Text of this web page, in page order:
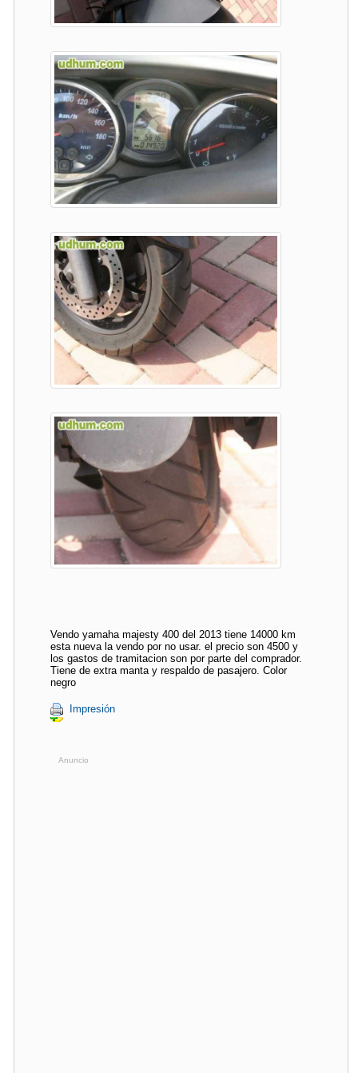
Vendo yamaha majesty 400 del 2013 tiene 14000 km
esta nueva la vendo por no usar. el precio son 4500 y
los gastos de tramitacion son por parte del comprador.
Tiene de extra manta y respaldo de pasajero. Color
negro
Impresión
Anuncio